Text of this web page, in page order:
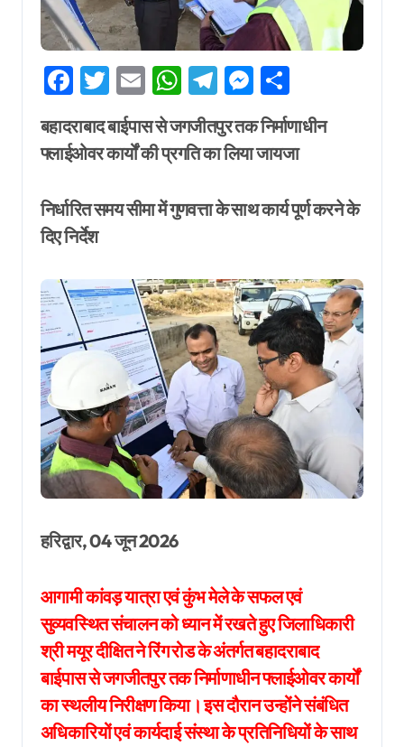
Facebook
Twitter
EmailWhatsApp
Telegram
Messenger
बहादराबाद बाईपास से जगजीतपुर तक निर्माणाधीन
फ्लाईओवर कार्यों की प्रगति का लिया जायजा
निर्धारित समय सीमा में गुणवत्ता के साथ कार्य पूर्ण करने के
दिए निर्देश
हरिद्वार, 04 जून 2026
आगामी कांवड़ यात्रा एवं कुंभ मेले के सफल एवं
सुव्यवस्थित संचालन को ध्यान में रखते हुए जिलाधिकारी
श्री मयूर दीक्षित ने रिंग रोड के अंतर्गत बहादराबाद
बाईपास से जगजीतपुर तक निर्माणाधीन फ्लाईओवर कार्यों
का स्थलीय निरीक्षण किया। इस दौरान उन्होंने संबंधित
अधिकारियों एवं कार्यदाई संस्था के प्रतिनिधियों के साथ